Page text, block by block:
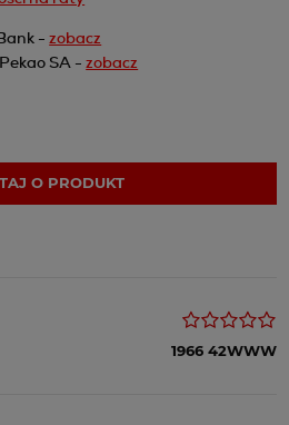
-zobacz
SA -zobacz
O PRODUKT
1966 42WWW